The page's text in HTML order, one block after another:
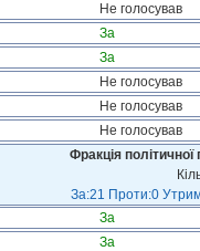
Не голосував
За
За
Не голосував
Не голосував
Не голосував
Фракція
За:21 Проти:0
За
За